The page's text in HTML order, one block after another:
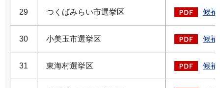
29 つくばみらい市選挙区 候
30 小美玉市選挙区 候
31 東海村選挙区 候